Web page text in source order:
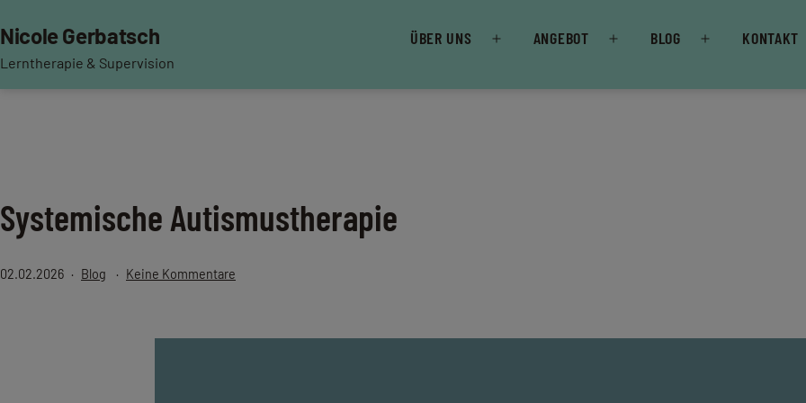
Inhalt
springen
Nicole Gerbatsch
Lerntherapie & Supervision
ÜBER UNS
Menü
ANGEBOT
Menü
BLOG
Menü
KONTAKT
Systemische Autismustherapie
Veröffentlicht
02.02.2026
Kategorisiert
Blog Keine Kommentare